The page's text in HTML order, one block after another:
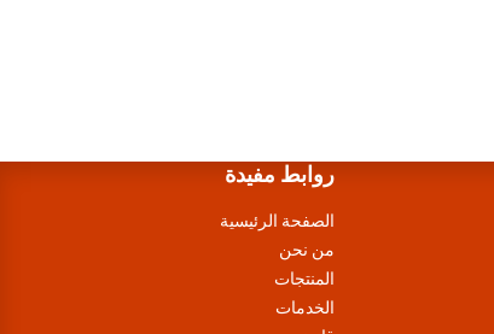
روابط مفيدة
الصفحة الرئيسية
من نحن
المنتجات
الخدمات